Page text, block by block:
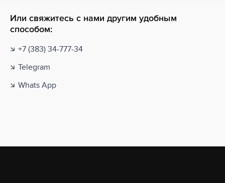
Или свяжитесь с нами другим удобным
способом:
+7 (383) 34-777-34
Telegram
Whats App